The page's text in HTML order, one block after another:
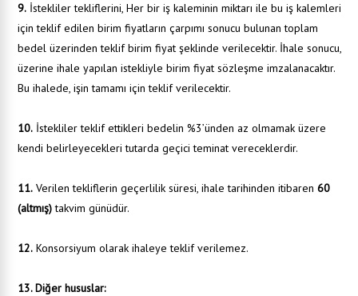
9. İstekliler tekliflerini, Her bir iş kaleminin miktarı ile bu iş kalemleri
için teklif edilen birim fiyatların çarpımı sonucu bulunan toplam
bedel üzerinden teklif birim fiyat şeklinde verilecektir. İhale sonucu,
üzerine ihale yapılan istekliyle birim fiyat sözleşme imzalanacaktır.
Bu ihalede, işin tamamı için teklif verilecektir.
10. İstekliler teklif ettikleri bedelin %3’ünden az olmamak üzere
kendi belirleyecekleri tutarda geçici teminat vereceklerdir.
11. Verilen tekliflerin geçerlilik süresi, ihale tarihinden itibaren 60
(altmış)takvim günüdür.
12. Konsorsiyum olarak ihaleye teklif verilemez.
13. Diğer hususlar: